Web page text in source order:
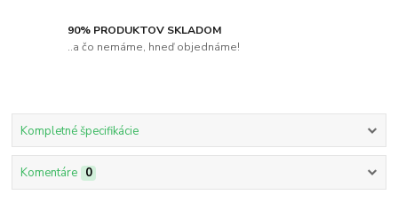
90% PRODUKTOV SKLADOM
..a čo nemáme, hneď objednáme!
Kompletné špecifikácie
Komentáre 0